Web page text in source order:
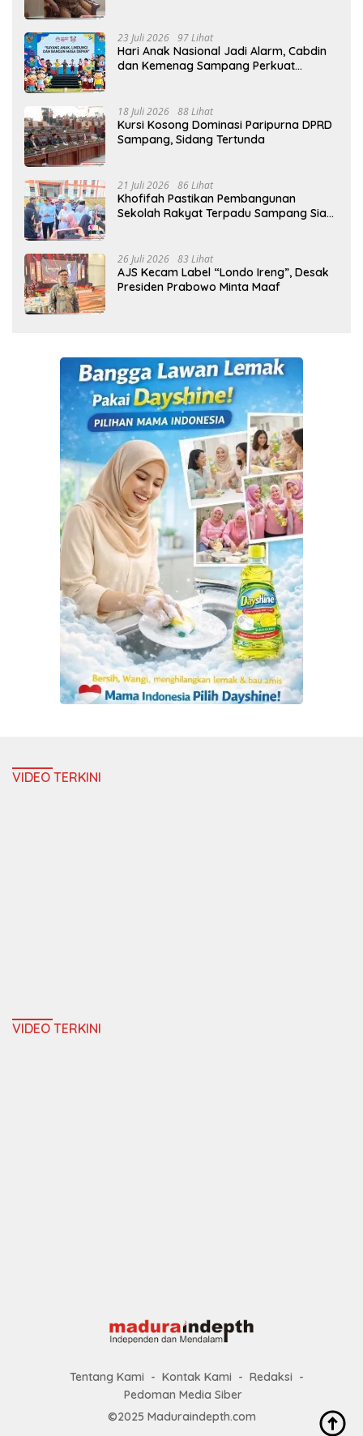
23 Juli 2026 97 Lihat
Hari Anak Nasional Jadi Alarm, Cabdin
dan Kemenag Sampang Perkuat
18 Juli 2026 88 Lihat
Kursi Kosong Dominasi Paripurna DPRD
Sampang, Sidang Tertunda
21 Juli 2026 86 Lihat
Khofifah Pastikan Pembangunan
Sekolah Rakyat Terpadu Sampang Siap
26 Juli 2026 83 Lihat
AJS Kecam Label “Londo Ireng”, Desak
Presiden Prabowo Minta Maaf
VIDEO TERKINI
VIDEO TERKINI
Tentang Kami Kontak Kami
Redaksi
Pedoman Media Siber
©2025 Maduraindepth.com